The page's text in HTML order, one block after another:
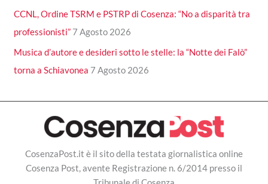
CCNL, Ordine TSRM e PSTRP di Cosenza: “No a disparità tra
professionisti” 7 Agosto 2026
Musica d’autore e desideri sotto le stelle: la “Notte dei Falò”
torna a Schiavonea 7 Agosto 2026
CosenzaPost.it è il sito della testata giornalistica online
Cosenza Post, avente Registrazione n. 6/2014 presso il